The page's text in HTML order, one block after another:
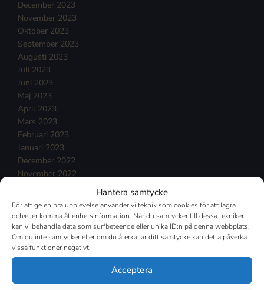
Hantera samtycke
För att ge en bra upplevelse använder vi teknik som cookies för att lagra
och/eller komma åt enhetsinformation. När du samtycker till dessa tekniker
kan vi behandla data som surfbeteende eller unika ID:n på denna webbplats.
Om du inte samtycker eller om du återkallar ditt samtycke kan detta påverka
vissa funktioner negativt.
Acceptera
December 2023
November 2023
Oktober 2023
September 2023
Augusti 2023
Juli 2023
Juni 2023
Maj 2023
April 2023
Mars 2023
Februari 2023
Januari 2023
December 2022
November 2022
September 2022
Augusti 2022
Juli 2022
Juni 2022
Maj 2022